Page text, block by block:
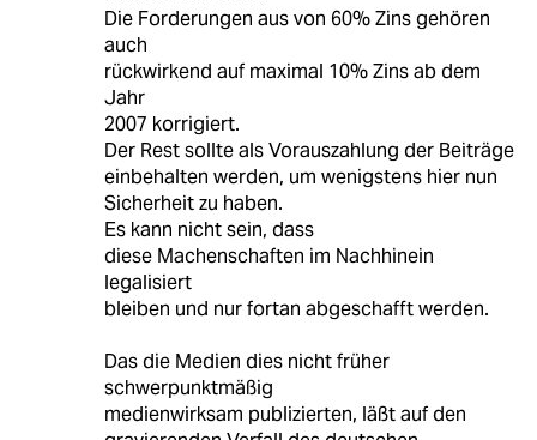
Die Forderungen aus von 60% Zins gehören
auch
rückwirkend auf maximal 10% Zins ab dem
Jahr
2007 korrigiert.
Der Rest sollte als Vorauszahlung der Beiträge
einbehalten werden, um wenigstens hier nun
Sicherheit zu haben.
Es kann nicht sein, dass
diese Machenschaften im Nachhinein
legalisiert
bleiben und nur fortan abgeschafft werden.
Das die Medien dies nicht früher
schwerpunktmäßig
medienwirksam publizierten, läßt auf den